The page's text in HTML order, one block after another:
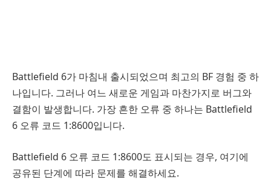
Battlefield 6가 마침내 출시되었으며 최고의 BF 경험 중 하
나입니다. 그러나 여느 새로운 게임과 마찬가지로 버그와
결함이 발생합니다. 가장 흔한 오류 중 하나는 Battlefield
6 오류 코드 1:8600입니다.
Battlefield 6 오류 코드 1:8600도 표시되는 경우, 여기에
공유된 단계에 따라 문제를 해결하세요.